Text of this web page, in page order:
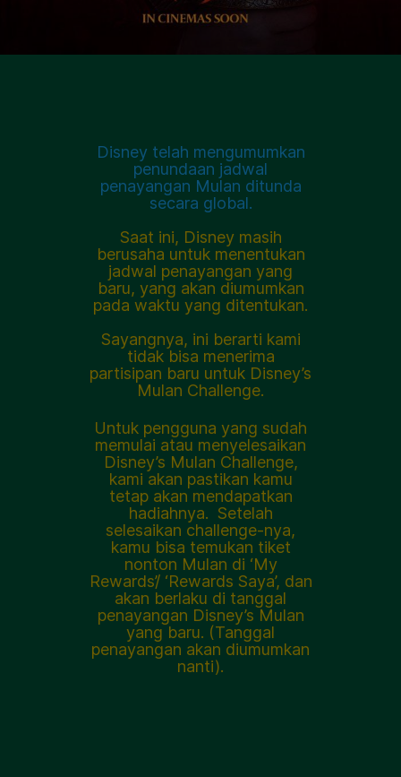
Disney telah mengumumkan
penundaan jadwal
penayangan Mulan ditunda
secara global.
Saat ini, Disney masih
berusaha untuk menentukan
jadwal penayangan yang
baru, yang akan diumumkan
pada waktu yang ditentukan.
Sayangnya, ini berarti kami
tidak bisa menerima
partisipan baru untuk Disney’s
Mulan Challenge.
Untuk pengguna yang sudah
memulai atau menyelesaikan
Disney’s Mulan Challenge,
kami akan pastikan kamu
tetap akan mendapatkan
hadiahnya. Setelah
selesaikan challenge-nya,
kamu bisa temukan tiket
nonton Mulan di ‘My
Rewards’/ ‘Rewards Saya’, dan
akan berlaku di tanggal
penayangan Disney’s Mulan
yang baru. (Tanggal
penayangan akan diumumkan
nanti).